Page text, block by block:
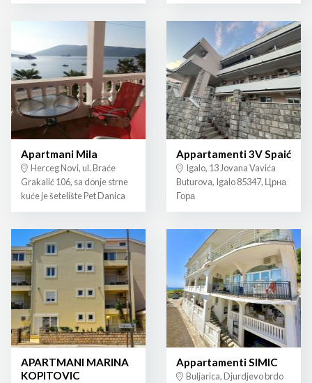
Apartmani Mila
Herceg Novi, ul. Braće
Grakalić 106, sa donje strne
kuće je šetelište Pet Danica
Appartamenti 3V Spaić
Igalo, 13 Jovana Vavića
Buturova, Igalo 85347, Црна
Гора
APARTMANI MARINA
KOPITOVIC
Appartamenti SIMIC
Buljarica, Djurdjevo brdo